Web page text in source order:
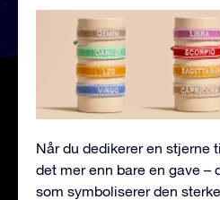
Når du dedikerer en stjerne
det mer enn bare en gave –
som symboliserer den